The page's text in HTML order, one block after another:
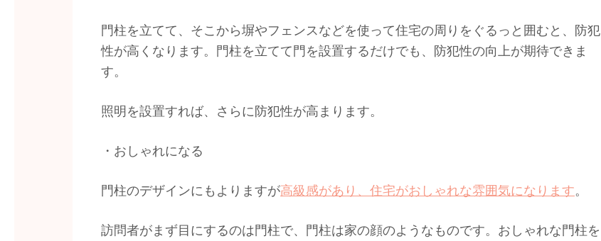
門柱を立てて、そこから塀やフェンスなどを使って住宅の周りをぐるっと囲むと、防犯
性が高くなります。門柱を立てて門を設置するだけでも、防犯性の向上が期待できま
す。
照明を設置すれば、さらに防犯性が高まります。
・おしゃれになる
門柱のデザインにもよりますが高級感があり、住宅がおしゃれな雰囲気になります。
訪問者がまず目にするのは門柱で、門柱は家の顔のようなものです。おしゃれな門柱を